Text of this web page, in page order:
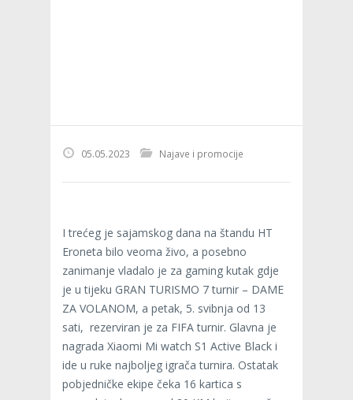
05.05.2023 Najave i promocije
I trećeg je sajamskog dana na štandu HT
Eroneta bilo veoma živo, a posebno
zanimanje vladalo je za gaming kutak gdje
je u tijeku GRAN TURISMO 7 turnir – DAME
ZA VOLANOM, a petak, 5. svibnja od 13
sati, rezerviran je za FIFA turnir. Glavna je
nagrada Xiaomi Mi watch S1 Active Black i
ide u ruke najboljeg igrača turnira. Ostatak
pobjedničke ekipe čeka 16 kartica s